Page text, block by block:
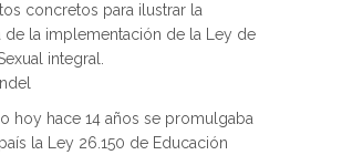
concretos para ilustrar la
de la implementación de la Ley de
integral.
hoy hace 14 años se promulgaba
la Ley 26.150 de Educación